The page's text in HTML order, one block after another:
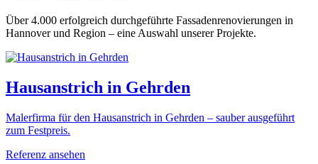
Über 4.000 erfolgreich durchgeführte Fassadenrenovierungen in
Hannover und Region – eine Auswahl unserer Projekte.
Hausanstrich in Gehrden
Malerfirma für den Hausanstrich in Gehrden – sauber ausgeführt
zum Festpreis.
Referenz ansehen